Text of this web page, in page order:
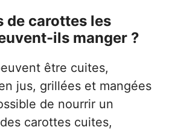
de carottes les
ils manger ?
être cuites,
jus, grillées et mangées
de nourrir un
carottes cuites,